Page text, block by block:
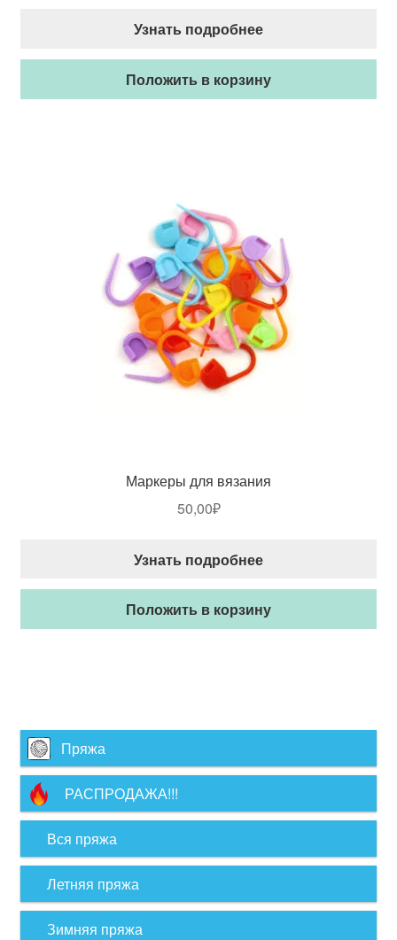
Узнать подробнее
Положить в корзину
Маркеры для вязания
50,00₽
Узнать подробнее
Положить в корзину
Пряжа
РАСПРОДАЖА!!!
Вся пряжа
Летняя пряжа
Зимняя пряжа